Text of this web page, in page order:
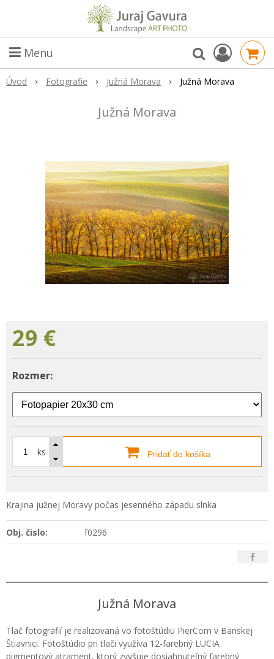
Menu
Úvod Fotografie Južná Morava Južná Morava
Južná Morava
29 €
Rozmer:
ks Pridať do košíka
Krajina južnej Moravy počas jesenného západu slnka
Obj. čislo: f0296
Južná Morava
Tlač fotografií je realizovaná vo fotoštúdiu PierCom v Banskej
Štiavnici. Fotoštúdio pri tlači využíva 12-farebný LUCIA
pigmentový atrament, ktorý zvyšuje dosiahnuteľný farebný